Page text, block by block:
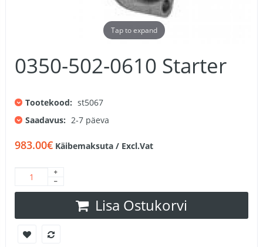
Tap to expand
0350-502-0610 Starter
Tootekood: st5067
Saadavus: 2-7 päeva
983.00€ Käibemaksuta / Excl.Vat
Lisa Ostukorvi